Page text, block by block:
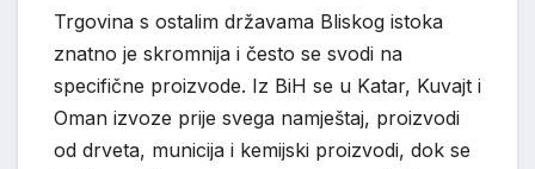
Trgovina s ostalim državama Bliskog istoka
znatno je skromnija i često se svodi na
specifične proizvode. Iz BiH se u Katar, Kuvajt i
Oman izvoze prije svega namještaj, proizvodi
od drveta, municija i kemijski proizvodi, dok se